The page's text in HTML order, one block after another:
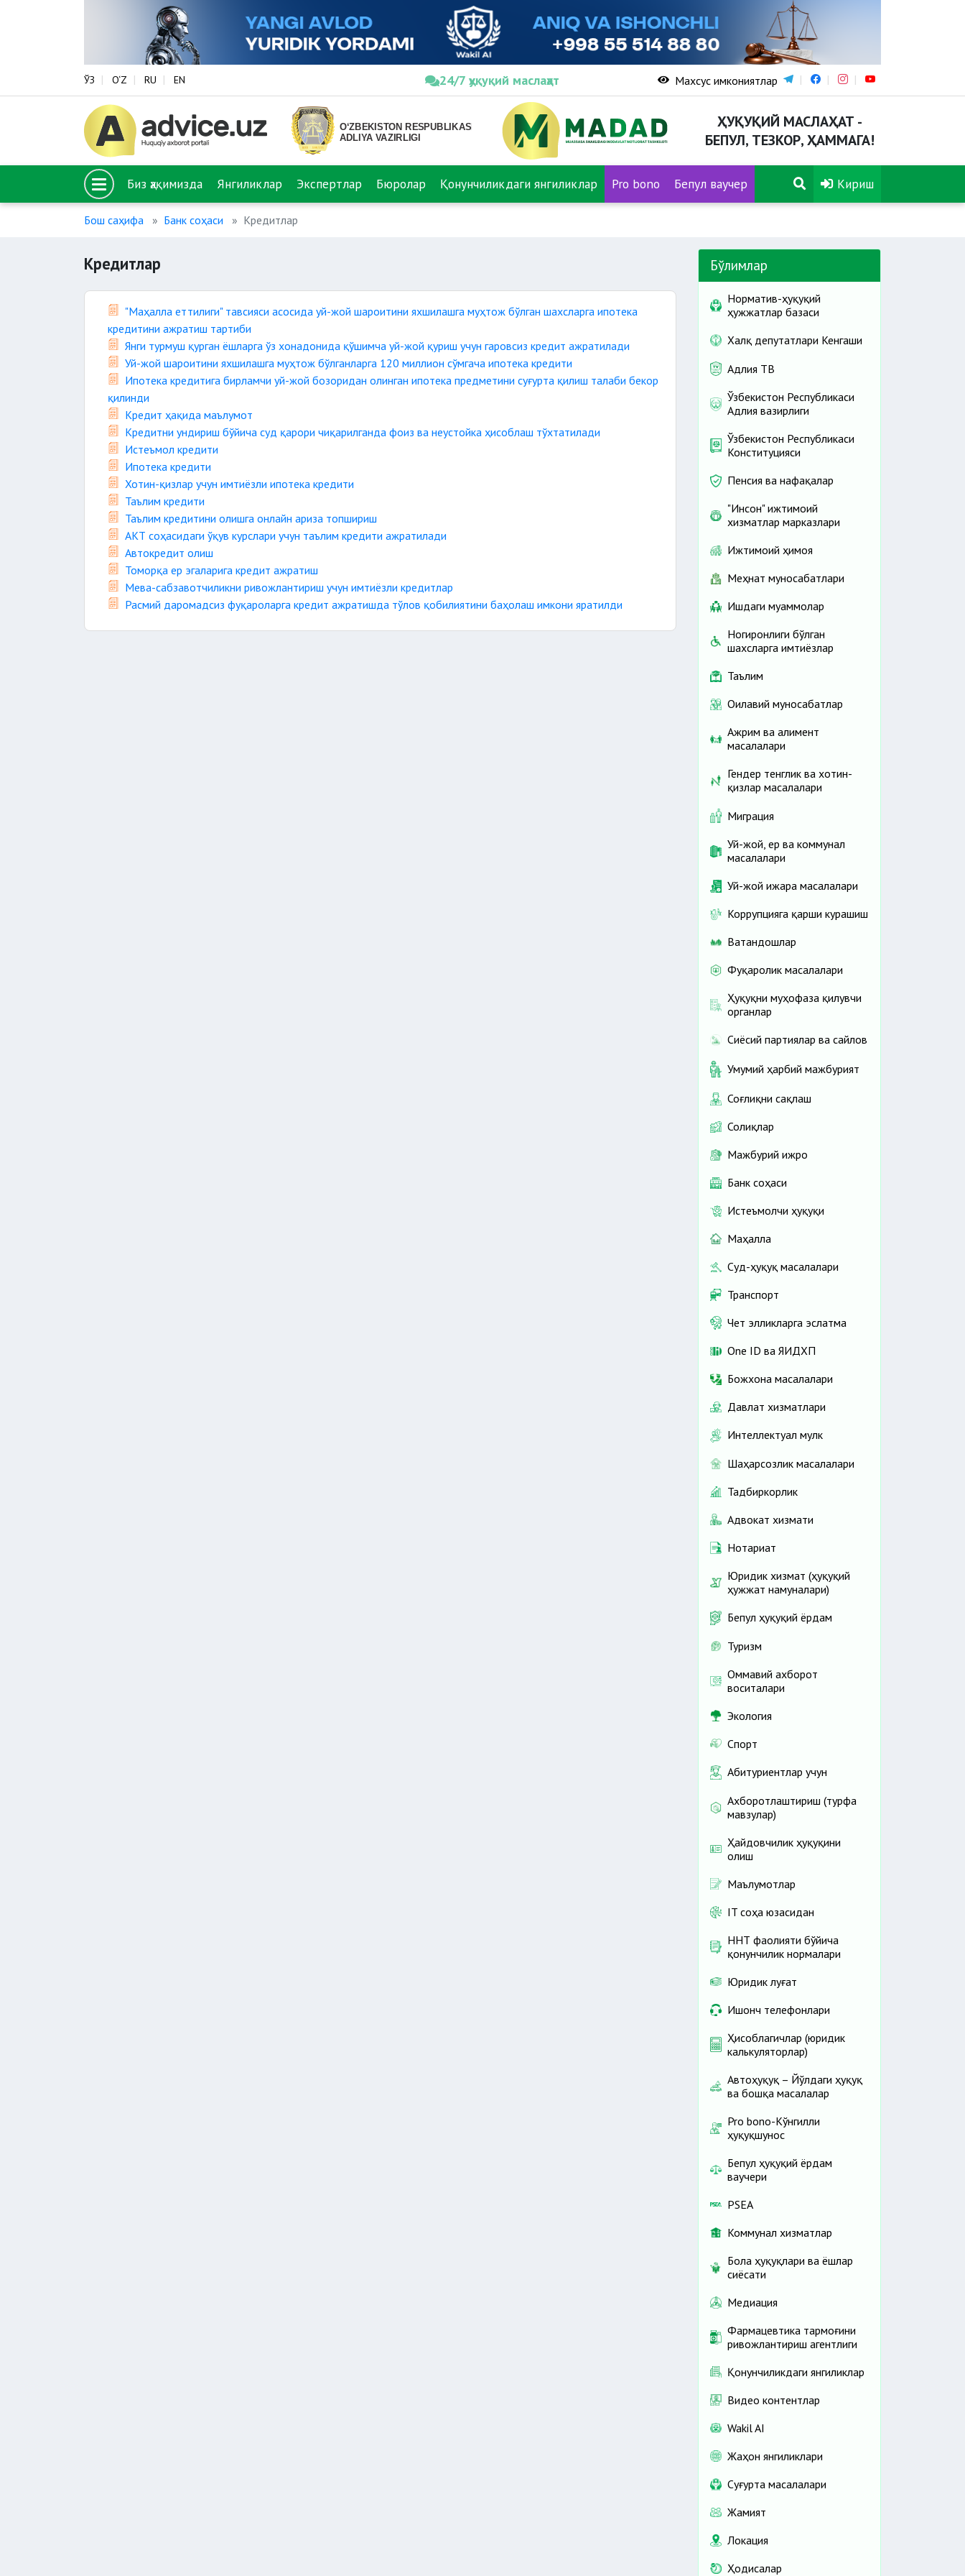
ЎЗ O‘Z RU EN 24/7 ҳуқуқий маслаҳат Махсус имкониятлар
ҲУҚУҚИЙ МАСЛАҲАТ -
БЕПУЛ, ТЕЗКОР, ҲАММАГА!
Биз ҳақимизда Янгиликлар Экспертлар Бюролар Қонунчиликдаги янгиликлар Pro bono Бепул ваучер Кириш
Бош саҳифа Банк соҳаси Кредитлар
Кредитлар
"Маҳалла еттилиги" тавсияси асосида уй-жой шароитини яхшилашга муҳтож бўлган шахсларга ипотека
кредитини ажратиш тартиби
Янги турмуш қурган ёшларга ўз хонадонида қўшимча уй-жой қуриш учун гаровсиз кредит ажратилади
Уй-жой шароитини яхшилашга муҳтож бўлганларга 120 миллион сўмгача ипотека кредити
Ипотека кредитига бирламчи уй-жой бозоридан олинган ипотека предметини суғурта қилиш талаби бекор
қилинди
Кредит ҳақида маълумот
Кредитни ундириш бўйича суд қарори чиқарилганда фоиз ва неустойка ҳисоблаш тўхтатилади
Истеъмол кредити
Ипотека кредити
Хотин-қизлар учун имтиёзли ипотека кредити
Таълим кредити
Таълим кредитини олишга онлайн ариза топшириш
АКТ соҳасидаги ўқув курслари учун таълим кредити ажратилади
Автокредит олиш
Томорқа ер эгаларига кредит ажратиш
Мева-сабзавотчиликни ривожлантириш учун имтиёзли кредитлар
Расмий даромадсиз фуқароларга кредит ажратишда тўлов қобилиятини баҳолаш имкони яратилди
Бўлимлар
Норматив-ҳуқуқий
ҳужжатлар базаси
Халқ депутатлари Кенгаши
Адлия ТВ
Ўзбекистон Республикаси
Адлия вазирлиги
Ўзбекистон Республикаси
Конституцияси
Пенсия ва нафақалар
"Инсон" ижтимоий
хизматлар марказлари
Ижтимоий ҳимоя
Меҳнат муносабатлари
Ишдаги муаммолар
Ногиронлиги бўлган
шахсларга имтиёзлар
Таълим
Оилавий муносабатлар
Ажрим ва алимент
масалалари
Гендер тенглик ва хотин-
қизлар масалалари
Миграция
Уй-жой, ер ва коммунал
масалалари
Уй-жой ижара масалалари
Коррупцияга қарши курашиш
Ватандошлар
Фуқаролик масалалари
Ҳуқуқни муҳофаза қилувчи
органлар
Сиёсий партиялар ва сайлов
Умумий ҳарбий мажбурият
Соғлиқни сақлаш
Солиқлар
Мажбурий ижро
Банк соҳаси
Истеъмолчи ҳуқуқи
Маҳалла
Суд-ҳуқуқ масалалари
Транспорт
Чет элликларга эслатма
One ID ва ЯИДХП
Божхона масалалари
Давлат хизматлари
Интеллектуал мулк
Шаҳарсозлик масалалари
Тадбиркорлик
Адвокат хизмати
Нотариат
Юридик хизмат (ҳуқуқий
ҳужжат намуналари)
Бепул ҳуқуқий ёрдам
Туризм
Оммавий ахборот
воситалари
Экология
Спорт
Абитуриентлар учун
Ахборотлаштириш (турфа
мавзулар)
Ҳайдовчилик ҳуқуқини
олиш
Маълумотлар
IT соҳа юзасидан
ННТ фаолияти бўйича
қонунчилик нормалари
Юридик луғат
Ишонч телефонлари
Ҳисоблагичлар (юридик
калькуляторлар)
Автоҳуқуқ – Йўлдаги ҳуқуқ
ва бошқа масалалар
Pro bono-Кўнгилли
ҳуқуқшунос
Бепул ҳуқуқий ёрдам
ваучери
PSEA
Коммунал хизматлар
Бола ҳуқуқлари ва ёшлар
сиёсати
Медиация
Фармацевтика тармоғини
ривожлантириш агентлиги
Қонунчиликдаги янгиликлар
Видео контентлар
Wakil AI
Жаҳон янгиликлари
Cуғурта масалалари
Жамият
Локация
Ҳодисалар